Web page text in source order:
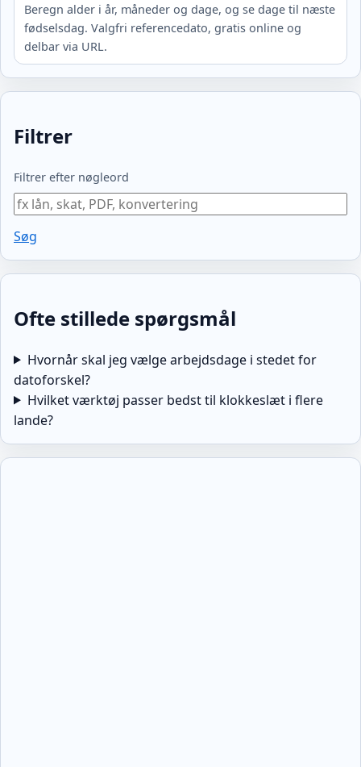
Beregn alder i år, måneder og dage, og se dage til næste
fødselsdag. Valgfri referencedato, gratis online og
delbar via URL.
Filtrer
Filtrer efter nøgleord
Søg
Ofte stillede spørgsmål
Hvornår skal jeg vælge arbejdsdage i stedet for
datoforskel?
Hvilket værktøj passer bedst til klokkeslæt i flere
lande?